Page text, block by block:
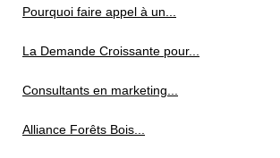
Pourquoi faire appel à un...
La Demande Croissante pour...
Consultants en marketing...
Alliance Forêts Bois...